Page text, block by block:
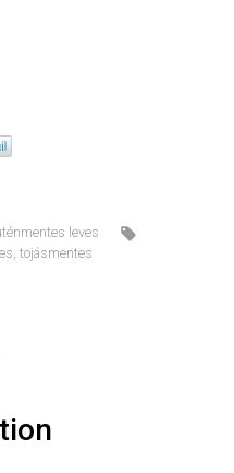
leves
, tojásmentes